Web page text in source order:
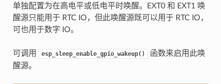
单独配置为在高电平或低电平时唤醒。EXT0 和 EXT1 唤
醒源只能用于 RTC IO，但此唤醒源既可以用于 RTC IO，
可也用于数字 IO。
可调用 esp_sleep_enable_gpio_wakeup()
函数来启用此唤
醒源。